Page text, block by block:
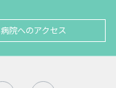
病院へのアクセス